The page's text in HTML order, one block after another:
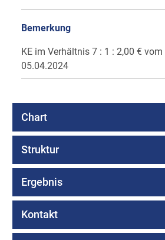
Bemerkung
KE im Verhältnis 7 : 1 : 2,00 €
05.04.2024
Chart
Struktur
Ergebnis
Kontakt